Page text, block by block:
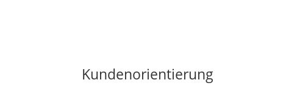
Kundenorientierung